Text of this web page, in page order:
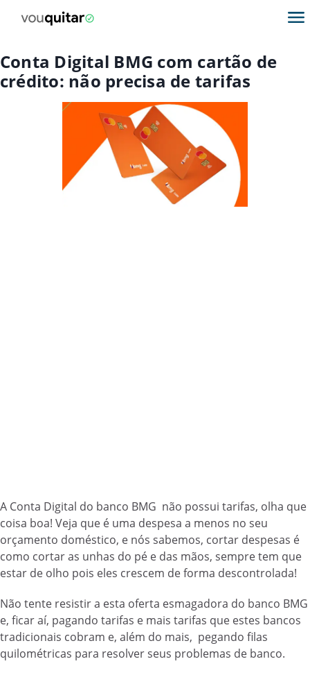
Conta Digital BMG com cartão de
crédito: não precisa de tarifas
A Conta Digital do banco BMG não possui tarifas, olha que
coisa boa! Veja que é uma despesa a menos no seu
orçamento doméstico, e nós sabemos, cortar despesas é
como cortar as unhas do pé e das mãos, sempre tem que
estar de olho pois eles crescem de forma descontrolada!
Não tente resistir a esta oferta esmagadora do banco BMG
e, ficar aí, pagando tarifas e mais tarifas que estes bancos
tradicionais cobram e, além do mais, pegando filas
quilométricas para resolver seus problemas de banco.